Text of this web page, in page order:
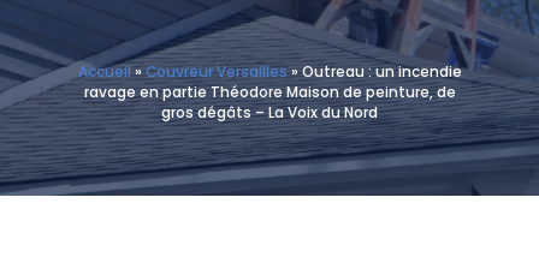
Accueil»Couvreur Versailles»Outreau : un incendie
ravage en partie Théodore Maison de peinture, de
gros dégâts – La Voix du Nord